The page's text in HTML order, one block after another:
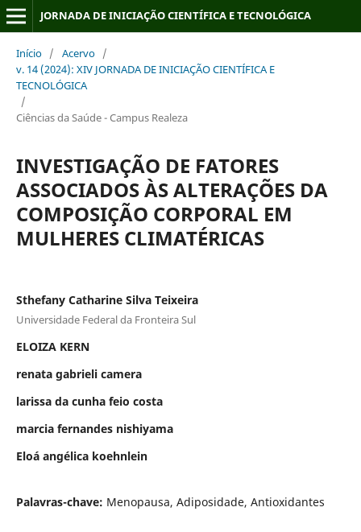
JORNADA DE INICIAÇÃO CIENTÍFICA E TECNOLÓGICA
Início / Acervo /
v. 14 (2024): XIV JORNADA DE INICIAÇÃO CIENTÍFICA E
TECNOLÓGICA
/
Ciências da Saúde - Campus Realeza
INVESTIGAÇÃO DE FATORES
ASSOCIADOS ÀS ALTERAÇÕES DA
COMPOSIÇÃO CORPORAL EM
MULHERES CLIMATÉRICAS
Sthefany Catharine Silva Teixeira
Universidade Federal da Fronteira Sul
ELOIZA KERN
renata gabrieli camera
larissa da cunha feio costa
marcia fernandes nishiyama
Eloá angélica koehnlein
Palavras-chave: Menopausa, Adiposidade, Antioxidantes